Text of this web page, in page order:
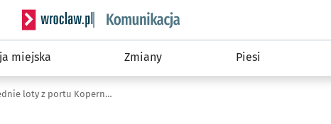
Serwis informacyjny wroclaw.pl podserwis: Komunikacja
miejska Zmiany Piesi
Z Wrocławia do Dubrownika już wiosną. Bezpośrednie loty z portu Kopernika